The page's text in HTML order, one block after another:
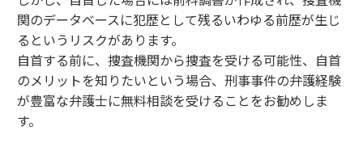
関のデータベースに犯歴として残るいわゆる前歴が生じ
るというリスクがあります。
自首する前に、捜査機関から捜査を受ける可能性、自首
のメリットを知りたいという場合、刑事事件の弁護経験
が豊富な弁護士に無料相談を受けることをお勧めしま
す。